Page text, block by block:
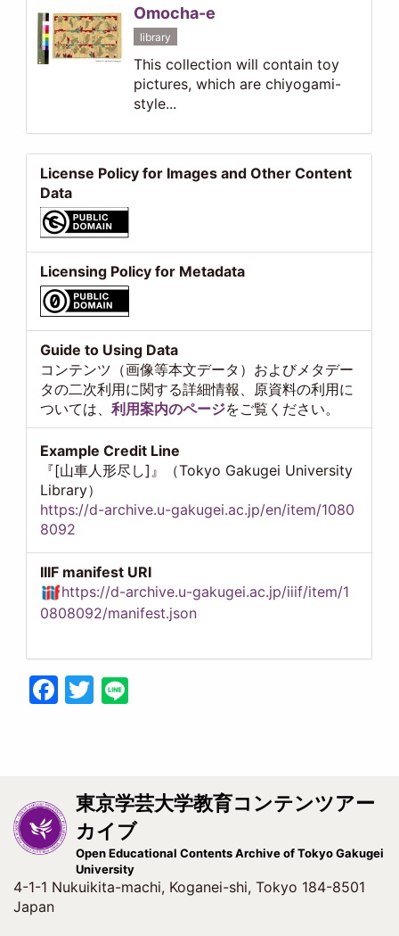
Omocha-e
library
This collection will contain toy
pictures, which are chiyogami-
style...
License Policy for Images and Other Content
Data
Licensing Policy for Metadata
Guide to Using Data
コンテンツ（画像等本文データ）およびメタデー
タの二次利用に関する詳細情報、原資料の利用に
ついては、利用案内のページをご覧ください。
Example Credit Line
『[山車人形尽し]』（Tokyo Gakugei University
Library）
https://d-archive.u-gakugei.ac.jp/en/item/1080
8092
IIIF manifest URI
https://d-archive.u-gakugei.ac.jp/iiif/item/1
0808092/manifest.json
Facebook
Twitter
東京学芸大学教育コンテンツアー
カイブ
Open Educational Contents Archive of Tokyo Gakugei
University
4-1-1 Nukuikita-machi, Koganei-shi, Tokyo 184-8501
Japan